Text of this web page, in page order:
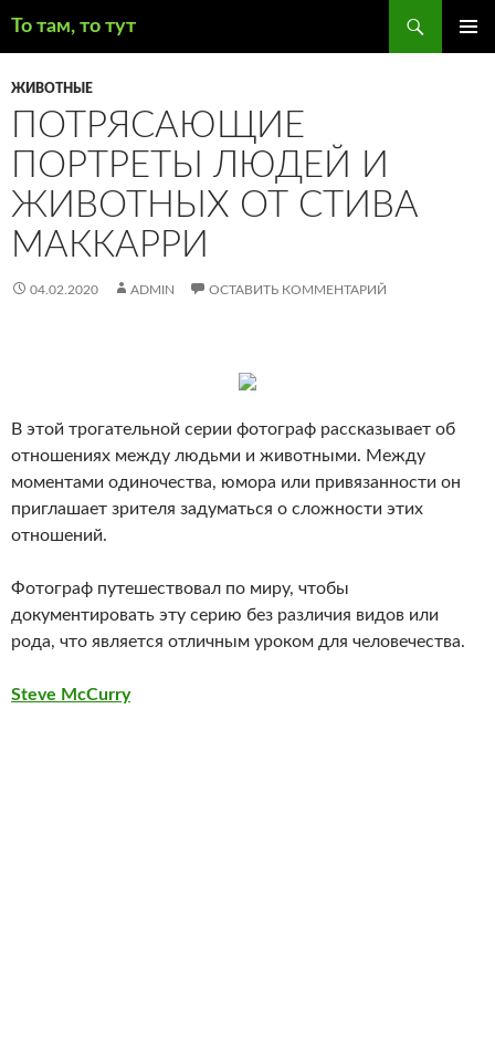
То там, то тут
СОДЕРЖИМОМУ
ЖИВОТНЫЕ
ПОТРЯСАЮЩИЕ
ПОРТРЕТЫ ЛЮДЕЙ И
ЖИВОТНЫХ ОТ СТИВА
МАККАРРИ
04.02.2020 ADMIN ОСТАВИТЬ КОММЕНТАРИЙ
В этой трогательной серии фотограф рассказывает об
отношениях между людьми и животными. Между
моментами одиночества, юмора или привязанности он
приглашает зрителя задуматься о сложности этих
отношений.
Фотограф путешествовал по миру, чтобы
документировать эту серию без различия видов или
рода, что является отличным уроком для человечества.
Steve McCurry